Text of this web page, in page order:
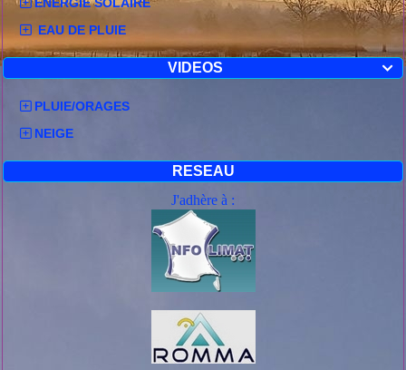
ENERGIE SOLAIRE
EAU DE PLUIE

VIDEOS
PLUIE/ORAGES
NEIGE
RESEAU
J'adhère à :